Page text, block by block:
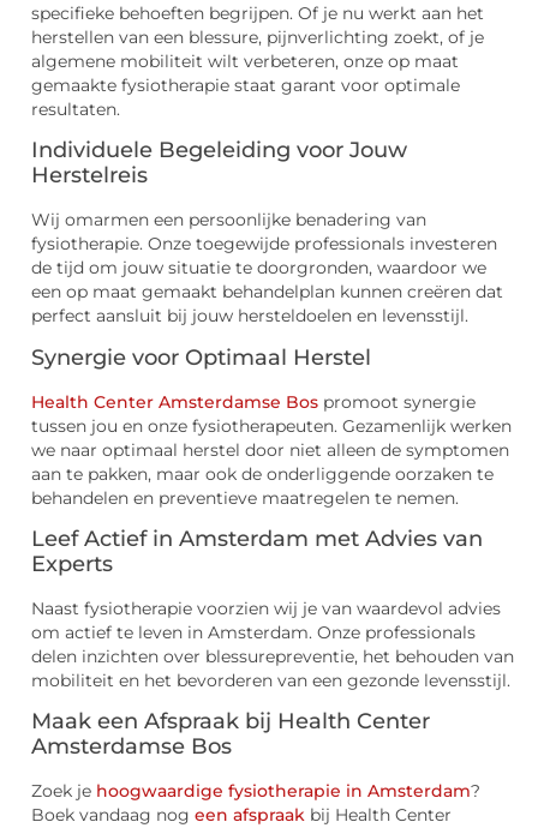
specifieke behoeften begrijpen. Of je nu werkt aan het
herstellen van een blessure, pijnverlichting zoekt, of je
algemene mobiliteit wilt verbeteren, onze op maat
gemaakte fysiotherapie staat garant voor optimale
resultaten.
Individuele Begeleiding voor Jouw
Herstelreis
Wij omarmen een persoonlijke benadering van
fysiotherapie. Onze toegewijde professionals investeren
de tijd om jouw situatie te doorgronden, waardoor we
een op maat gemaakt behandelplan kunnen creëren dat
perfect aansluit bij jouw hersteldoelen en levensstijl.
Synergie voor Optimaal Herstel
Health Center Amsterdamse Bos promoot synergie
tussen jou en onze fysiotherapeuten. Gezamenlijk werken
we naar optimaal herstel door niet alleen de symptomen
aan te pakken, maar ook de onderliggende oorzaken te
behandelen en preventieve maatregelen te nemen.
Leef Actief in Amsterdam met Advies van
Experts
Naast fysiotherapie voorzien wij je van waardevol advies
om actief te leven in Amsterdam. Onze professionals
delen inzichten over blessurepreventie, het behouden van
mobiliteit en het bevorderen van een gezonde levensstijl.
Maak een Afspraak bij Health Center
Amsterdamse Bos
Zoek je hoogwaardige fysiotherapie in Amsterdam?
Boek vandaag nog een afspraak bij Health Center